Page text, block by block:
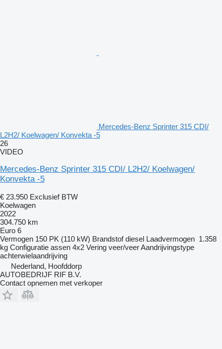
Mercedes-Benz Sprinter 315 CDI/
L2H2/ Koelwagen/ Konvekta -5
26
VIDEO
Mercedes-Benz Sprinter 315 CDI/ L2H2/ Koelwagen/
Konvekta -5
€ 23.950 Exclusief BTW
Koelwagen
2022
304.750 km
Euro 6
Vermogen 150 PK (110 kW) Brandstof diesel Laadvermogen 1.358
kg Configuratie assen 4x2 Vering veer/veerAandrijvingstype
achterwielaandrijving
Nederland, Hoofddorp
AUTOBEDRIJF RIF B.V.
Contact opnemen met verkoper